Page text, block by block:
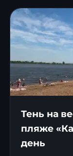
Тень на
пляже
день